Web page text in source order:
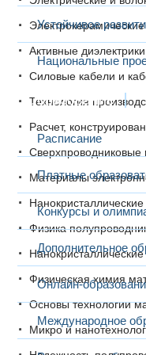
Устойчивое
Национальные
Образование
Расписание
Платные
Конкурсы и
Дополнительное
Онлайн-
Международное
Активные диэлектрики
Силовые кабели и
Технология
Расчет,
Материалы
Физика
Физическая химия
Основы технологии
Микро и